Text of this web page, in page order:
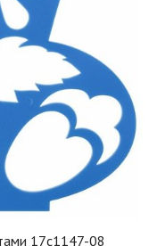
17с1147-08